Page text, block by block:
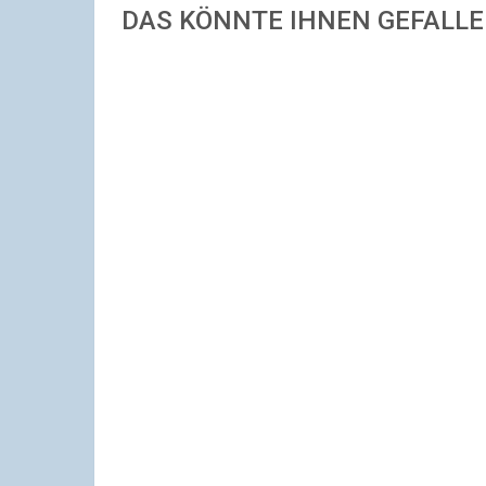
DAS KÖNNTE IHNEN